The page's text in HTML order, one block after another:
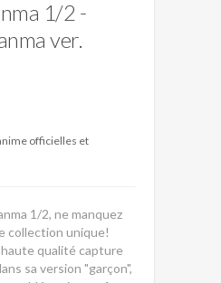
1/2 -
ver.
officielles et
1/2, ne manquez
collection unique!
qualité capture
sa version "garçon",